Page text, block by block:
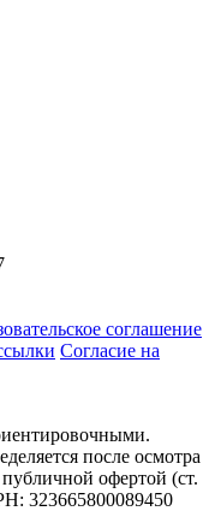
соглашение
Согласие на
после осмотра
офертой (ст.
323665800089450